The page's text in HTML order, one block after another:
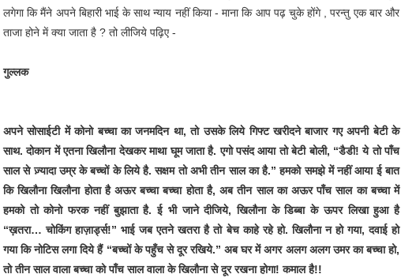
लगेगा कि मैंने अपने बिहारी भाई के साथ न्याय नहीं किया - माना कि आप पढ़ चुके होंगे , परन्तु एक बार और
ताजा होने में क्या जाता है ? तो लीजिये पढ़िए -
गुल्लक
अपने सोसाईटी में कोनो बच्चा का जनमदिन था, तो उसके लिये गिफ्ट खरीदने बाजार गए अपनी बेटी के
साथ. दोकान में एतना खिलौना देखकर माथा घूम जाता है. एगो पसंद आया तो बेटी बोली, “डैडी! ये तो पाँच
साल से ज़्यादा उम्र के बच्चों के लिये है. सक्षम तो अभी तीन साल का है.” हमको समझे में नहीं आया ई बात
कि खिलौना खिलौना होता है अऊर बच्चा बच्चा होता है, अब तीन साल का अऊर पाँच साल का बच्चा में
हमको तो कोनो फरक नहीं बुझाता है. ई भी जाने दीजिये, खिलौना के डिब्बा के ऊपर लिखा हुआ है
“ख़तरा… चोकिंग हाज़ार्ड्स!” भाई जब एतने खतरा है तो बेच काहे रहे हो. खिलौना न हो गया, दवाई हो
गया कि नोटिस लगा दिये हैं “बच्चों के पहुँच से दूर रखिये.” अब घर में अगर अलग अलग उमर का बच्चा हो,
तो तीन साल वाला बच्चा को पाँच साल वाला के खिलौना से दूर रखना होगा! कमाल है!!